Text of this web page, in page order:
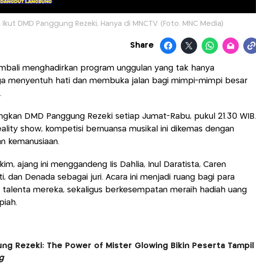
Ikut DMD Panggung Rezeki, Hanya di MNCTV. (Foto: MNC Media)
Share
menghadirkan program unggulan yang tak hanya
menyentuh hati dan membuka jalan bagi mimpi-mimpi besar
DMD Panggung Rezeki setiap Jumat-Rabu, pukul 21.30 WIB.
show, kompetisi bernuansa musikal ini dikemas dengan
kemanusiaan.
ajang ini menggandeng Iis Dahlia, Inul Daratista, Caren
dan Denada sebagai juri. Acara ini menjadi ruang bagi para
mereka, sekaligus berkesempatan meraih hadiah uang
Rezeki: The Power of Mister Glowing Bikin Peserta Tampil